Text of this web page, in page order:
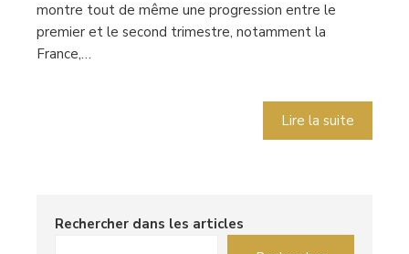
montre tout de même une progression entre le
premier et le second trimestre, notamment la
France,…
Lire la suite
Rechercher dans les articles